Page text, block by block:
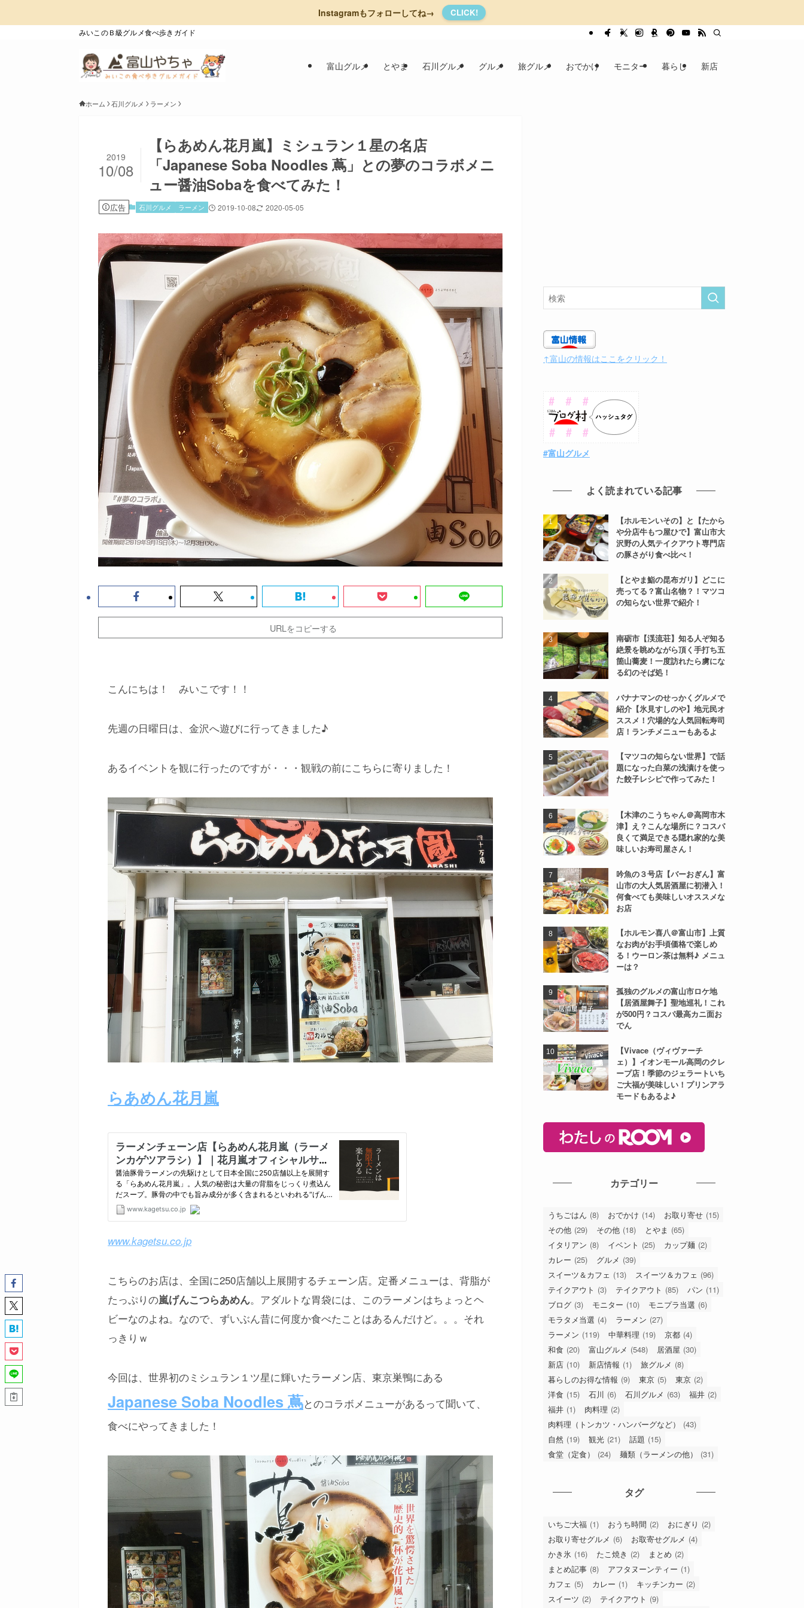
Instagramもフォローしてね→ CLICK!
みいこのＢ級グルメ食べ歩きガイド
富山グルメ とやま 石川グルメ グルメ 旅グルメ おでかけ モニター 暮らし 新店
ホーム 石川グルメ ラーメン
【らあめん花月嵐】ミシュラン１星の名店
「Japanese Soba Noodles 蔦」との夢のコラボメニ
ュー醤油Sobaを食べてみた！
2019
10/08
広告 石川グルメ ラーメン 2019-10-08 2020-05-05
URLをコピーする
こんにちは！ みいこです！！
先週の日曜日は、金沢へ遊びに行ってきました♪
あるイベントを観に行ったのですが・・・観戦の前にこちらに寄りました！
らあめん花月嵐
www.kagetsu.co.jp
こちらのお店は、全国に250店舗以上展開するチェーン店。定番メニューは、背脂が
たっぷりの嵐げんこつらあめん。アダルトな胃袋には、このラーメンはちょっとヘ
ビーなのよね。なので、ずいぶん昔に何度か食べたことはあるんだけど。。。それ
っきりｗ
今回は、世界初のミシュラン１ツ星に輝いたラーメン店、東京巣鴨にある
Japanese Soba Noodles 蔦とのコラボメニューがあるって聞いて、
食べにやってきました！
↑富山の情報はここをクリック！
#富山グルメ
よく読まれている記事
【ホルモンいその】と【たから
や分店牛もつ屋ひで】富山市大
沢野の人気テイクアウト専門店
の豚さがり食べ比べ！
【とやま鮨の昆布ガリ】どこに
売ってる？富山名物？！マツコ
の知らない世界で紹介！
南砺市【渓流荘】知る人ぞ知る
絶景を眺めながら頂く手打ち五
箇山蕎麦！一度訪れたら虜にな
る幻のそば処！
バナナマンのせっかくグルメで
紹介【氷見すしのや】地元民オ
ススメ！穴場的な人気回転寿司
店！ランチメニューもあるよ
【マツコの知らない世界】で話
題になった白菜の浅漬けを使っ
た餃子レシピで作ってみた！
【木津のこうちゃん＠高岡市木
津】え？こんな場所に？コスパ
良くて満足できる隠れ家的な美
味しいお寿司屋さん！
吟魚の３号店【バーおぎん】富
山市の大人気居酒屋に初潜入！
何食べても美味しいオススメな
お店
【ホルモン喜八＠富山市】上質
なお肉がお手頃価格で楽しめ
る！ウーロン茶は無料♪ メニュ
ーは？
孤独のグルメの富山市ロケ地
【居酒屋舞子】聖地巡礼！これ
が500円？コスパ最高カニ面お
でん
【Vivace（ヴィヴァーチ
ェ）】イオンモール高岡のクレ
ープ店！季節のジェラートいち
ご大福が美味しい！プリンアラ
モードもあるよ♪
カテゴリー
うちごはん (8) おでかけ (14) お取り寄せ (15)
その他 (29) その他 (18) とやま (65)
イタリアン (8) イベント (25) カップ麺 (2)
カレー (25) グルメ (39)
スイーツ＆カフェ (13) スイーツ＆カフェ (96)
テイクアウト (3) テイクアウト (85) パン (11)
ブログ (3) モニター (10) モニプラ当選 (6)
モラタメ当選 (4) ラーメン (27)
ラーメン (119) 中華料理 (19) 京都 (4)
和食 (20) 富山グルメ (548) 居酒屋 (30)
新店 (10) 新店情報 (1) 旅グルメ (8)
暮らしのお得な情報 (9) 東京 (5) 東京 (2)
洋食 (15) 石川 (6) 石川グルメ (63) 福井 (2)
福井 (1) 肉料理 (2)
肉料理（トンカツ・ハンバーグなど）
(43)
自然 (19) 観光 (21) 話題 (15)
食堂（定食）
(24) 麺類（ラーメンの他） (31)
タグ
いちご大福 (1) おうち時間 (2) おにぎり (2)
お取り寄せグルメ (6) お取寄せグルメ (4)
かき氷 (16) たこ焼き (2) まとめ (2)
まとめ記事 (8) アフタヌーンティー (1)
カフェ (5) カレー (1) キッチンカー (2)
スイーツ (2) テイクアウト (9)